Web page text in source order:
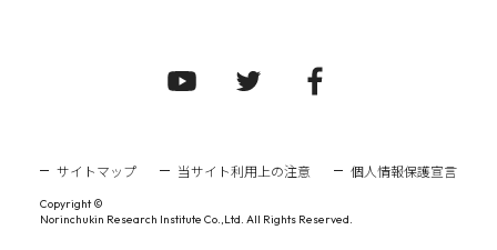
サイトマップ 当サイト利用上の注意 個人情報保護宣言
Copyright ©
Norinchukin Research Institute Co.,Ltd. All Rights Reserved.